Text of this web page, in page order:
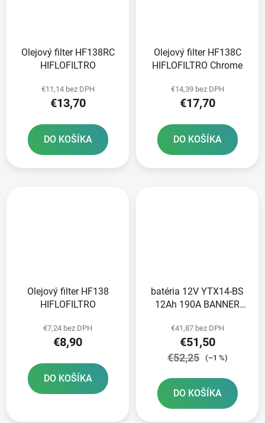
Olejový filter HF138RC
HIFLOFILTRO
€11,14 bez DPH
€13,70
DO KOŠÍKA
Olejový filter HF138C
HIFLOFILTRO Chrome
€14,39 bez DPH
€17,70
DO KOŠÍKA
Olejový filter HF138
HIFLOFILTRO
€7,24 bez DPH
€8,90
DO KOŠÍKA
batéria 12V YTX14-BS
12Ah 190A BANNER
150x87x147
€41,87 bez DPH
€51,50
€52,25 (–1 %)
DO KOŠÍKA